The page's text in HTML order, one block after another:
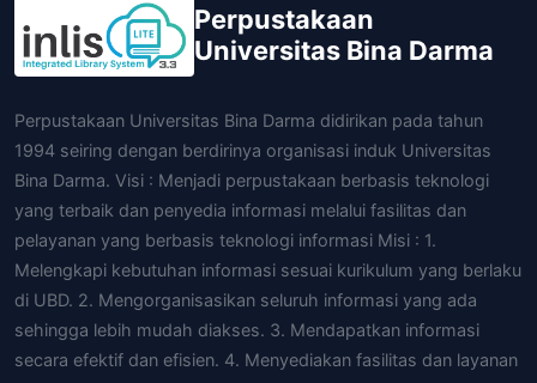
Perpustakaan
Universitas Bina Darma
Perpustakaan Universitas Bina Darma didirikan pada tahun
1994 seiring dengan berdirinya organisasi induk Universitas
Bina Darma. Visi : Menjadi perpustakaan berbasis teknologi
yang terbaik dan penyedia informasi melalui fasilitas dan
pelayanan yang berbasis teknologi informasi Misi : 1.
Melengkapi kebutuhan informasi sesuai kurikulum yang berlaku
di UBD. 2. Mengorganisasikan seluruh informasi yang ada
sehingga lebih mudah diakses. 3. Mendapatkan informasi
secara efektif dan efisien. 4. Menyediakan fasilitas dan layanan